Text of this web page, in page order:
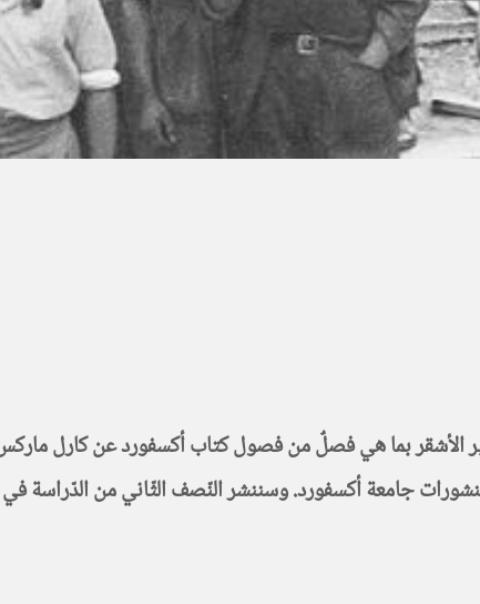
جامعة أكسفورد. وسننشر النّصف الثّاني من الدّراسة في